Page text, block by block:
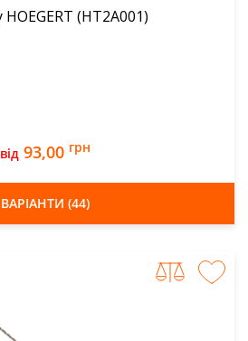
Свердло по металу HOEGERT (HT2A001)
від 93,00 грн
ВАРІАНТИ (44)